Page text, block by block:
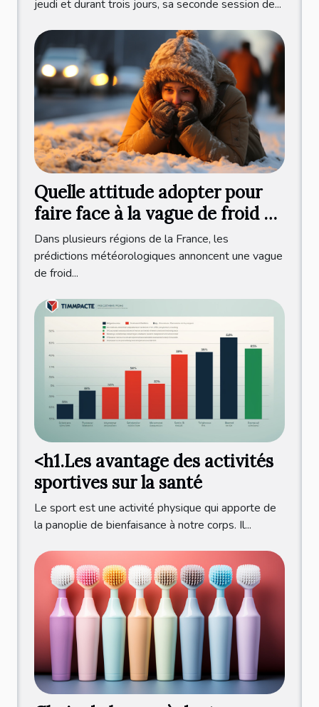
jeudi et durant trois jours, sa seconde session de...
Quelle attitude adopter pour
faire face à la vague de froid en
France ?
Dans plusieurs régions de la France, les
prédictions météorologiques annoncent une vague
de froid...
<h1.Les avantage des activités
sportives sur la santé
Le sport est une activité physique qui apporte de
la panoplie de bienfaisance à notre corps. Il...